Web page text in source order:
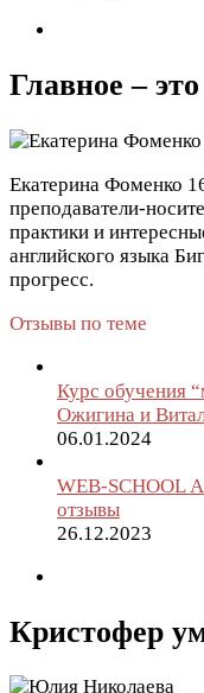
Главное –
Екатерина Фоменко
преподаватели-
практики и
английского языка
прогресс.
Отзывы по теме
Курс обучения
Ожигина и
06.01.2024
WEB-SCHOOL
отзывы
26.12.2023
Кристофер